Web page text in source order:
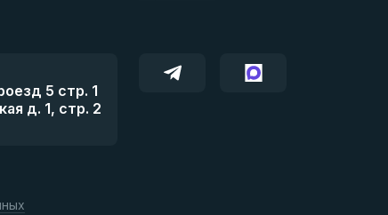
5 стр. 1
д. 1, стр. 2